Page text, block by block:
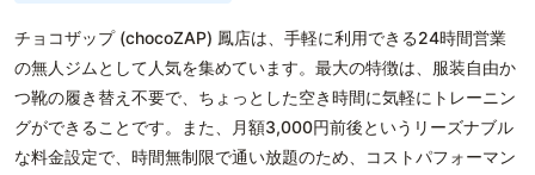
チョコザップ (chocoZAP) 鳳店は、手軽に利用できる24時間営業
の無人ジムとして人気を集めています。最大の特徴は、服装自由か
つ靴の履き替え不要で、ちょっとした空き時間に気軽にトレーニン
グができることです。また、月額3,000円前後というリーズナブル
な料金設定で、時間無制限で通い放題のため、コストパフォーマン